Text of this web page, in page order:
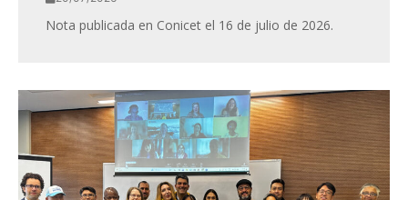
Nota publicada en Conicet el 16 de julio de 2026.